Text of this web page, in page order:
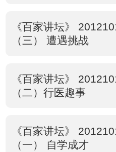
《百家讲坛》
（三） 遭遇挑战
《百家讲坛》
（二）行医趣事
《百家讲坛》
（一） 自学成才